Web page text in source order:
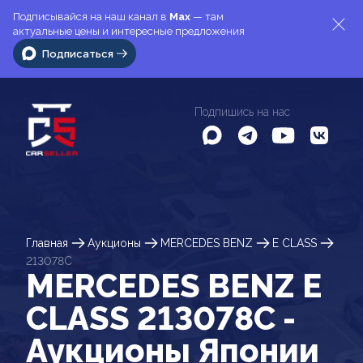
Подписывайся на наш канал в Max — там
актуальные цены и интересные предложения
Подписаться
Подпишись на нас
Главная Аукционы MERCEDES BENZ
E CLASS
213078C
MERCEDES BENZ E
CLASS 213078C -
Аукционы Японии